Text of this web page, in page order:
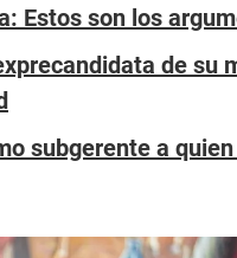
Estos son los
de su
subgerente a